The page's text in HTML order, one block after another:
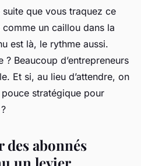
suite que vous traquez ce
un caillou dans la
est là, le rythme aussi.
Beaucoup d’entrepreneurs
Et si, au lieu d’attendre, on
stratégique pour
abonnés